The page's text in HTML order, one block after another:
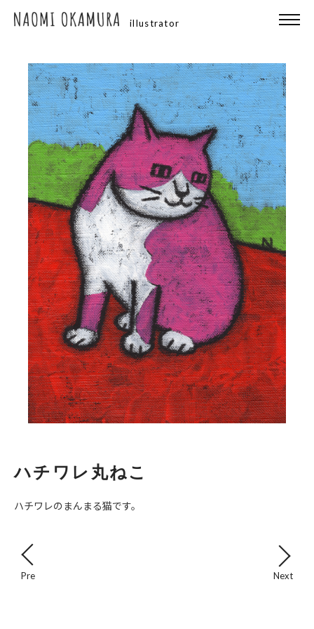
illustrator
ハチワレ丸ねこ
ハチワレのまんまる猫です。
Pre Next